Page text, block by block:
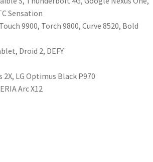
Sensation
9900, Torch 9800, Curve 8520, Bold
Droid 2, DEFY
2X, LG Optimus Black P970
Arc X12